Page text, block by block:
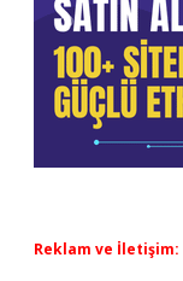
Reklam ve İletişim: